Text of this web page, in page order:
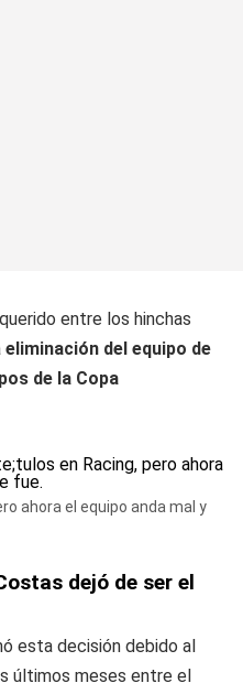
entre los hinchas
eliminación del equipo de
de la Copa
ahora el equipo anda mal y
dejó de ser el
esta decisión debido al
últimos meses entre el